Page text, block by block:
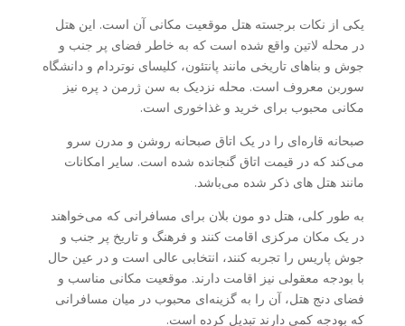
یکی از نکات برجسته هتل موقعیت مکانی آن است. این هتل
در محله لاتین واقع شده است که به خاطر فضای پر جنب و
جوش و بناهای تاریخی مانند پانتئون، کلیسای نوتردام و دانشگاه
سوربن معروف است. محله نزدیک به سن ژرمن د پره نیز
مکانی محبوب برای خرید و غذاخوری است.
صبحانه قاره‌ای را در یک اتاق صبحانه روشن و مدرن سرو
می‌کند که در قیمت اتاق گنجانده شده است. سایر امکانات
مانند هتل های ذکر شده می‌باشد.
به طور کلی، هتل دو مون بلان برای مسافرانی که می‌خواهند
در یک مکان مرکزی اقامت کنند و فرهنگ و تاریخ پر جنب و
جوش پاریس را تجربه کنند، انتخابی عالی است و در عین حال
با بودجه معقولی نیز اقامت دارند. موقعیت مکانی مناسب و
فضای دنج هتل، آن را به گزینه‌ای محبوب در میان مسافرانی
که بودجه کمی دارند تبدیل کرده است.